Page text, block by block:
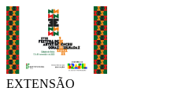
EXTENSÃO